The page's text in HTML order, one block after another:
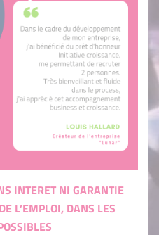
INTERET NI GARANTIE
L’EMPLOI, DANS LES